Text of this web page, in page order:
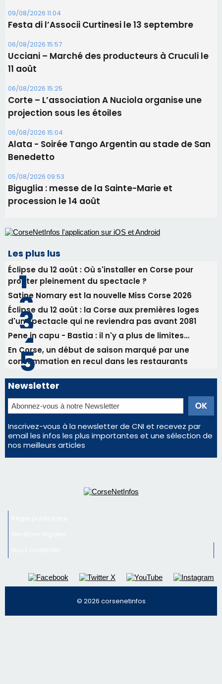
09/08/2026 11:04
Festa di l’Associi Curtinesi le 13 septembre
06/08/2026 15:57
Ucciani – Marché des producteurs à Cruculi le
11 août
06/08/2026 15:25
Corte – L’association A Nuciola organise une
projection sous les étoiles
06/08/2026 15:04
Alata - Soirée Tango Argentin au stade de San
Benedetto
05/08/2026 09:53
Biguglia : messe de la Sainte-Marie et
procession le 14 août
Les plus lus
Éclipse du 12 août : Où s'installer en Corse pour
profiter pleinement du spectacle ?
Satine Nomary est la nouvelle Miss Corse 2026
Éclipse du 12 août : la Corse aux premières loges
d'un spectacle qui ne reviendra pas avant 2081
Pene in capu - Bastia : il n'y a plus de limites…
En Corse, un début de saison marqué par une
consommation en recul dans les restaurants
Newsletter
Inscrivez-vous à la newsletter de CNI et recevez par
email les infos les plus importantes et une sélection de
nos meilleurs articles
© 2026 corsenetinfos